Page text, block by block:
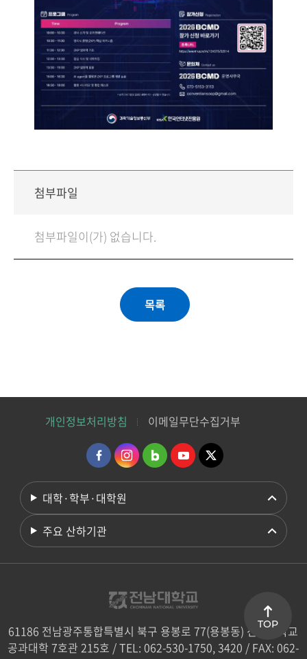
첨부파일
첨부파일이(가) 없습니다.
개인정보처리방침 이메일무단수집거부
대학·학부·대학원
주요 산하기관
61186 전남광주통합특별시 북구 용봉로 77(용봉동) 전남대학교
공과대학 7호관 215호 / TEL: 062-530-1750, 3420 / FAX: 062-
TOP